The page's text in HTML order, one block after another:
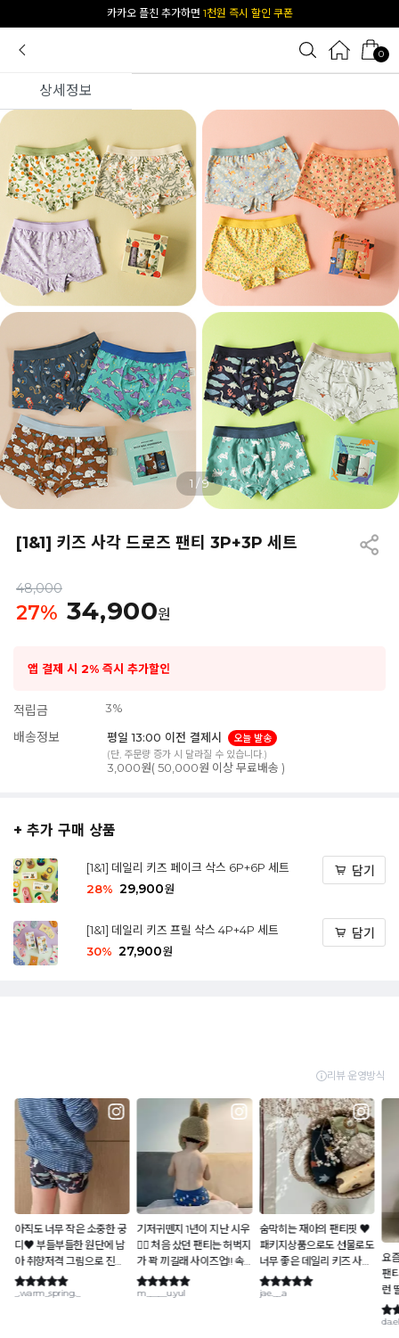
카카오 플친 추가하면 1천원 즉시 할인 쿠폰
0
상세정보
1 /9
[1&1] 키즈 사각 드로즈 팬티 3P+3P 세트
48,000
27% 34,900원
앱 결제 시 2% 즉시 추가할인
적립금 3%
배송정보 평일 13:00 이전 결제시
오늘 발송
(단, 주문량 증가 시 달라질 수 있습니다.)
3,000원( 50,000원 이상 무료배송 )
+ 추가 구매 상품
[1&1] 데일리 키즈 페이크 삭스 6P+6P 세트
28% 29,900원
담기
[1&1] 데일리 키즈 프릴 삭스 4P+4P 세트
30% 27,900원
담기